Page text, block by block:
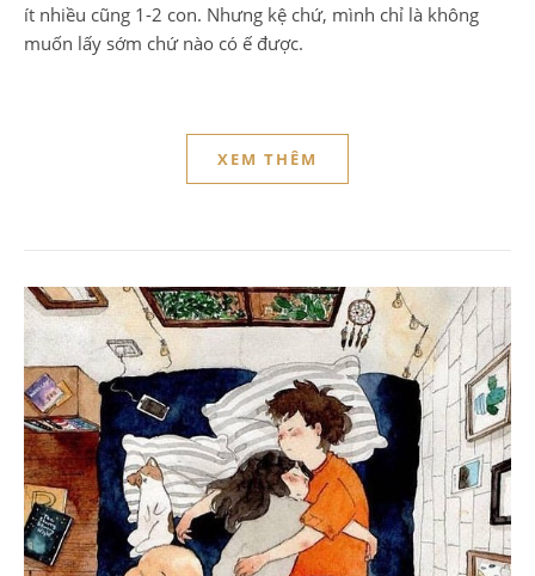
ít nhiều cũng 1-2 con. Nhưng kệ chứ, mình chỉ là không
muốn lấy sớm chứ nào có ế được.
XEM THÊM